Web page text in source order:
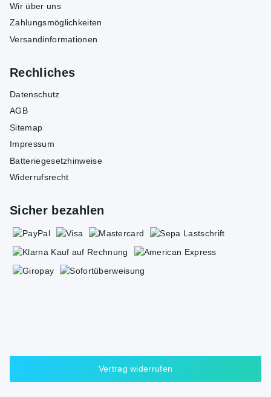
Wir über uns
Zahlungsmöglichkeiten
Versandinformationen
Rechliches
Datenschutz
AGB
Sitemap
Impressum
Batteriegesetzhinweise
Widerrufsrecht
Sicher bezahlen
Vertrag widerrufen